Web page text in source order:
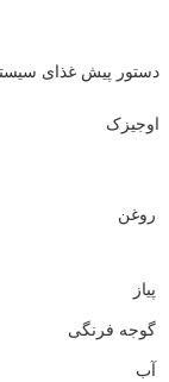
دستور پیش غذای
اوجیزک
روغن
پیاز
گوجه ‌فرنگی
آب